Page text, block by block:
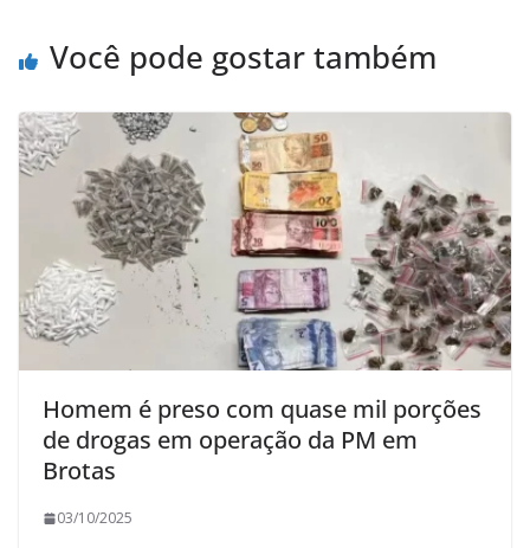
Você pode gostar também
Homem é preso com quase mil porções
de drogas em operação da PM em
Brotas
03/10/2025